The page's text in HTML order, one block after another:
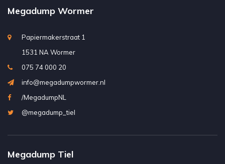
Megadump Wormer
Papiermakerstraat 1
1531 NA Wormer
075 74 000 20
info@megadumpwormer.nl
/MegadumpNL
@megadump_tiel
Megadump Tiel